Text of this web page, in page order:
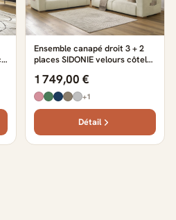
Ensemble canapé droit 3 + 2
places SIDONIE velours côtelé
1 749,00 €
+1
Détail